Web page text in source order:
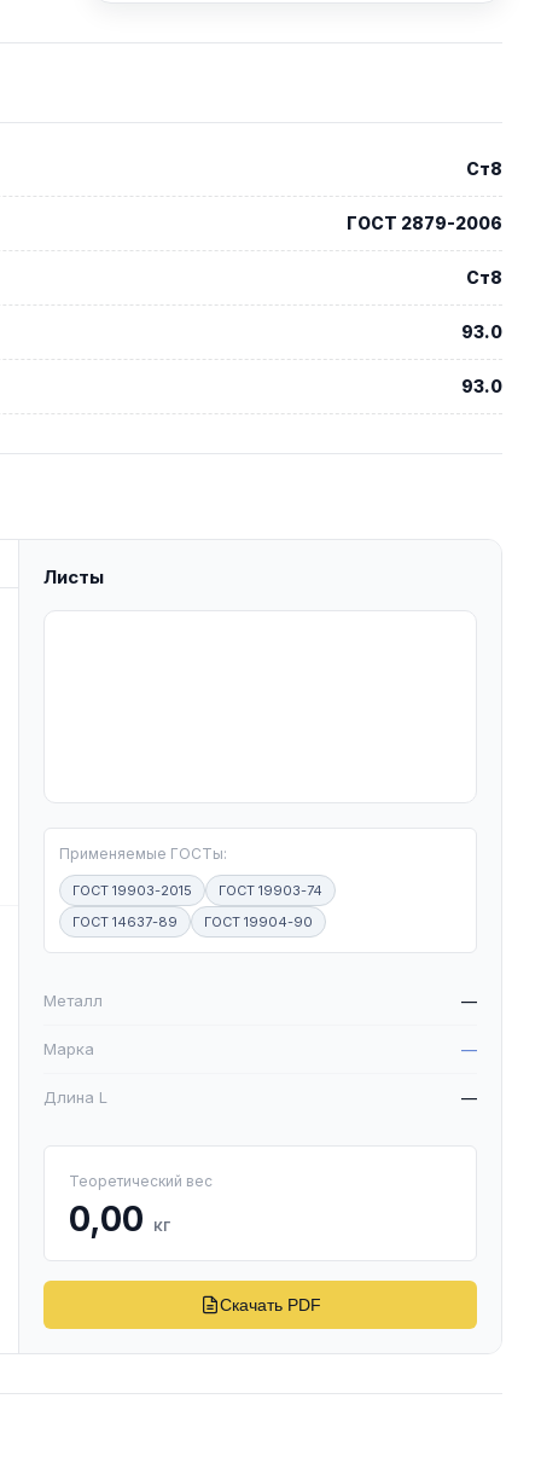
Ст8
ГОСТ 2879-2006
Ст8
93.0
93.0
Листы
Применяемые ГОСТы:
ГОСТ 19903-2015
ГОСТ 19903-74
ГОСТ 14637-89
ГОСТ 19904-90
Металл —
Марка —
Длина L —
Теоретический вес
0,00 кг
Скачать PDF